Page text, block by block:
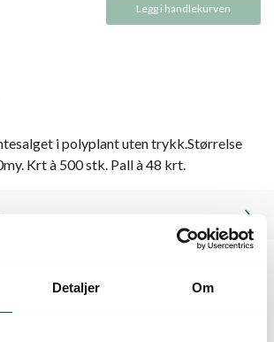
Detaljer Om
Legg i handlekurven
i polyplant uten trykk.Størrelse
Krt à 500 stk. Pall à 48 krt.
også på